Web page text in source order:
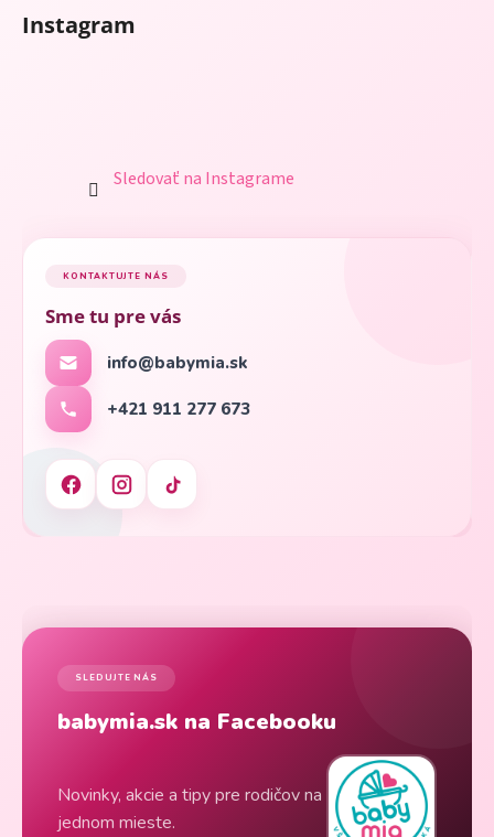
Instagram
Sledovať na Instagrame
KONTAKTUJTE NÁS
Sme tu pre vás
info@babymia.sk
+421 911 277 673
SLEDUJTE NÁS
babymia.sk na Facebooku
Novinky, akcie a tipy pre rodičov na
jednom mieste.